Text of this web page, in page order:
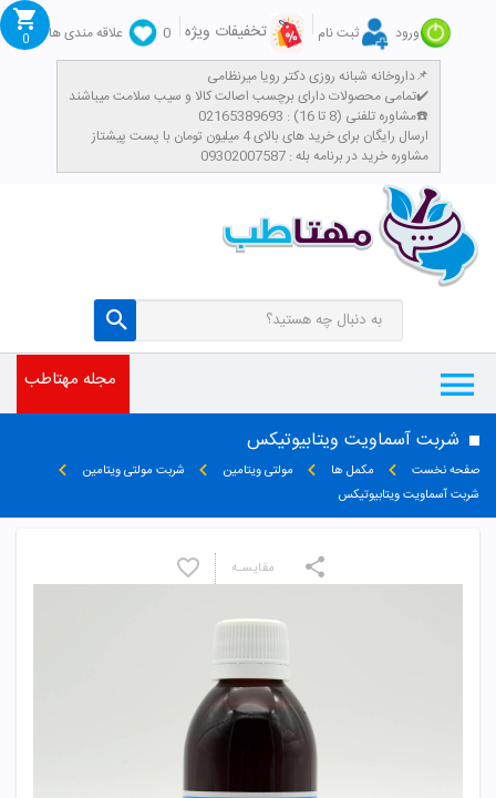
ورود ثبت نام تخفیفات ویژه 0
علاقه مندی ها
داروخانه شبانه روزی دکتر رویا میرنظامی📌
تمامی محصولات دارای برچسب اصالت کالا و سیب سلامت میباشند✔️
مشاوره تلفنی (8 تا 16) : 02165389693☎️
​ارسال رایگان برای خرید های بالای 4 میلیون تومان با پست پیشتاز
مشاوره خرید در برنامه بله : 09302007587
0
مجله مهتاطب
شربت آسماویت ویتابیوتیکس
صفحه نخست مکمل ها مولتی ویتامین
شربت مولتی ویتامین
شربت آسماویت ویتابیوتیکس
مقایسـه